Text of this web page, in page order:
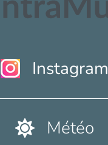
Instagram
Météo